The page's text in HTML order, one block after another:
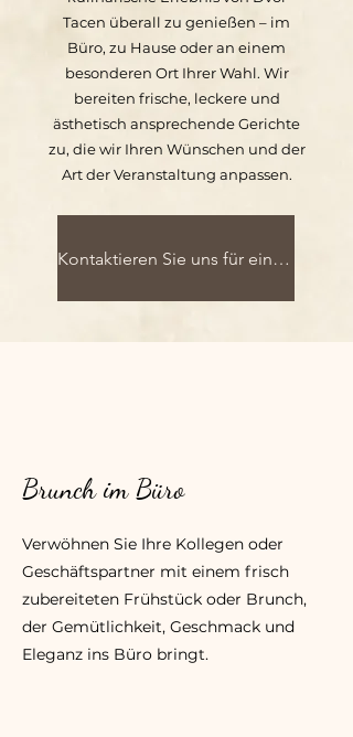
Tacen überall zu genießen – im
Büro, zu Hause oder an einem
besonderen Ort Ihrer Wahl. Wir
bereiten frische, leckere und
ästhetisch ansprechende Gerichte
zu, die wir Ihren Wünschen und der
Art der Veranstaltung anpassen.
Kontaktieren Sie uns für ein Angebot
Brunch im Büro
Verwöhnen Sie Ihre Kollegen oder
Geschäftspartner mit einem frisch
zubereiteten Frühstück oder Brunch,
der Gemütlichkeit, Geschmack und
Eleganz ins Büro bringt.